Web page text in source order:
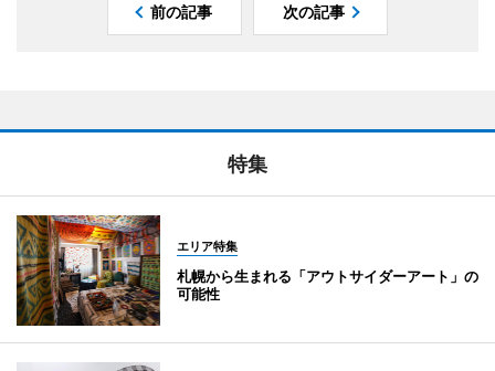
前の記事 次の記事
特集
エリア特集
札幌から生まれる「アウトサイダーアート」の
可能性